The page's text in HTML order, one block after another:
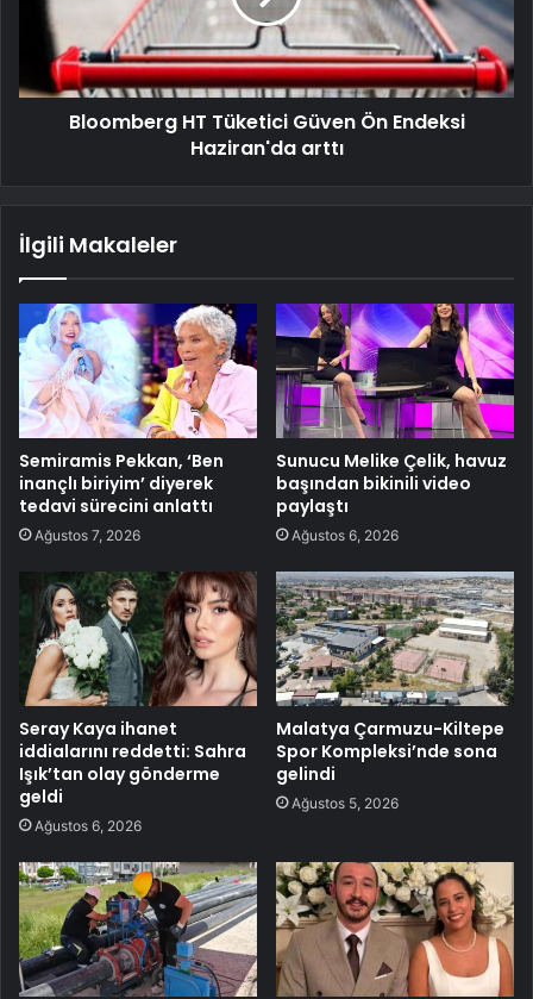
Bloomberg HT Tüketici Güven Ön Endeksi
Haziran'da arttı
İlgili Makaleler
Semiramis Pekkan, ‘Ben
inançlı biriyim’ diyerek
tedavi sürecini anlattı
Ağustos 7, 2026
Sunucu Melike Çelik, havuz
başından bikinili video
paylaştı
Ağustos 6, 2026
Seray Kaya ihanet
iddialarını reddetti: Sahra
Işık’tan olay gönderme
geldi
Ağustos 6, 2026
Malatya Çarmuzu-Kiltepe
Spor Kompleksi’nde sona
gelindi
Ağustos 5, 2026